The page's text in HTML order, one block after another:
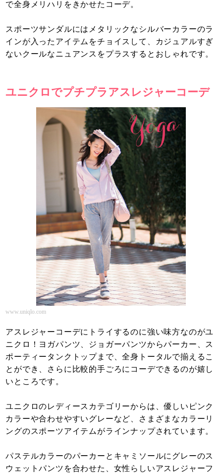
で全身メリハリをきかせたコーデ。
スポーツサンダルにはメタリックなシルバーカラーのラ
インが入ったアイテムをチョイスして、カジュアルすぎ
ないクールなニュアンスをプラスするとおしゃれです。
ユニクロでプチプラアスレジャーコーデ
www.uniqlo.com
アスレジャーコーデにトライするのに強い味方なのがユ
ニクロ！ヨガパンツ、ジョガーパンツからパーカー、ス
ポーティータンクトップまで、全身トータルで揃えるこ
とができ、さらに比較的手ごろにコーデできるのが嬉し
いところです。
ユニクロのレディースカテゴリーからは、優しいピンク
カラーや合わせやすいグレーなど、さまざまなカラーリ
ングのスポーツアイテムがラインナップされています。
パステルカラーのパーカーとキャミソールにグレーのス
ウェットパンツを合わせた、女性らしいアスレジャーフ